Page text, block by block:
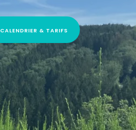
CALENDRIER & TARIFS